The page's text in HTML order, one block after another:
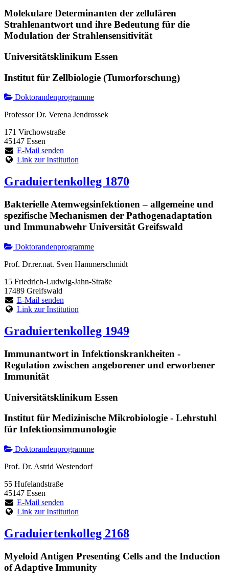
Molekulare Determinanten der zellulären
Strahlenantwort und ihre Bedeutung für die
Modulation der Strahlensensitivität
Universitätsklinikum Essen
Institut für Zellbiologie (Tumorforschung)
Doktorandenprogramme
Professor Dr. Verena Jendrossek
171 Virchowstraße
45147 Essen
E-Mail senden
Link zur Institution
Graduiertenkolleg 1870
Bakterielle Atemwegsinfektionen – allgemeine und
spezifische Mechanismen der Pathogenadaptation
und Immunabwehr Universität Greifswald
Doktorandenprogramme
Prof. Dr.rer.nat. Sven Hammerschmidt
15 Friedrich-Ludwig-Jahn-Straße
17489 Greifswald
E-Mail senden
Link zur Institution
Graduiertenkolleg 1949
Immunantwort in Infektionskrankheiten -
Regulation zwischen angeborener und erworbener
Immunität
Universitätsklinikum Essen
Institut für Medizinische Mikrobiologie - Lehrstuhl
für Infektionsimmunologie
Doktorandenprogramme
Prof. Dr. Astrid Westendorf
55 Hufelandstraße
45147 Essen
E-Mail senden
Link zur Institution
Graduiertenkolleg 2168
Myeloid Antigen Presenting Cells and the Induction
of Adaptive Immunity